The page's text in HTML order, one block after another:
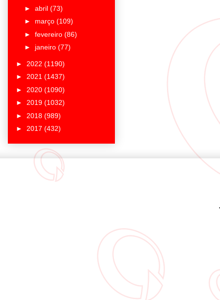
► abril (73)
► março (109)
► fevereiro (86)
► janeiro (77)
► 2022 (1190)
► 2021 (1437)
► 2020 (1090)
► 2019 (1032)
► 2018 (989)
► 2017 (432)